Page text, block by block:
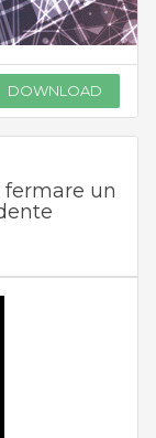
DOWNLOAD
fermare un